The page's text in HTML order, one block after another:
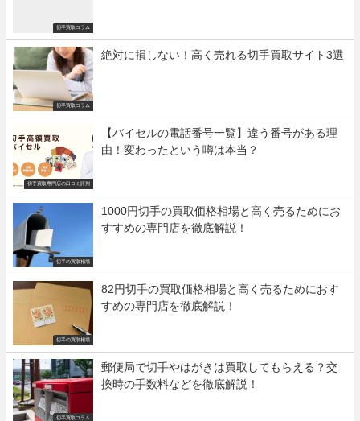
切手買取コラム
切手買取コラム
絶対に損しない！高く売れる切手買取サイト3選
切手買取専門店の口コミ評判
【バイセルの電話番号一覧】違う番号がある理
由！変わったという噂は本当？
切手の買取相場
1000円切手の買取価格相場と高く売るためにお
すすめの専門店を徹底解説！
切手の買取相場
82円切手の買取価格相場と高く売るためにおす
すめの専門店を徹底解説！
切手買取コラム
郵便局で切手やはがきは買取してもらえる？交
換時の手数料などを徹底解説！